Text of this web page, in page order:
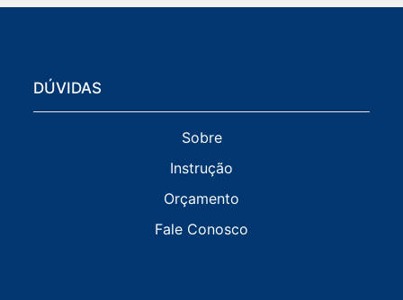
DÚVIDAS
Sobre
Instrução
Orçamento
Fale Conosco